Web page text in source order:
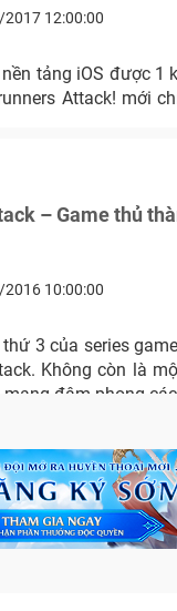
12:00:00
tảng iOS được
Attack! mới
– Game thủ
10:00:00
3 của series
Không còn là
đậm phong